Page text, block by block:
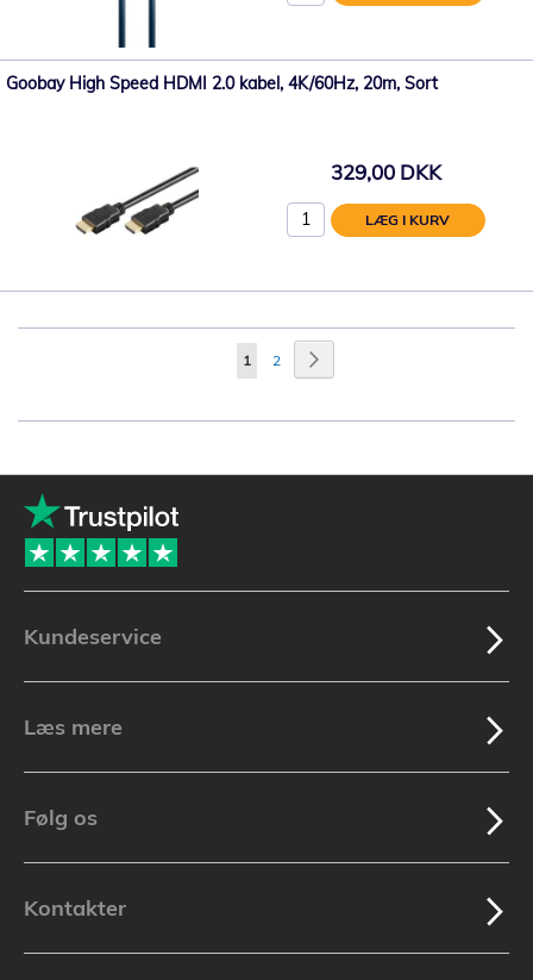
Goobay High Speed ​​HDMI 2.0 kabel, 4K/60Hz, 20m, Sort
329,00 DKK
LÆG I KURV
Side
Du
1 Side
2
Kundeservice
Læs mere
Følg os
Kontakter